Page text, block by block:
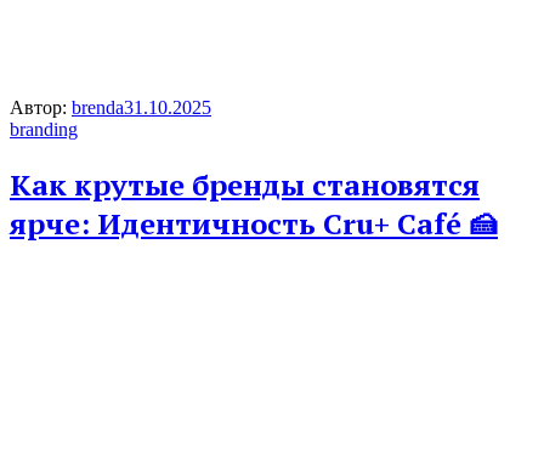
Автор: brenda31.10.2025
branding
Как крутые бренды становятся
ярче: Идентичность Cru+ Café 🍰